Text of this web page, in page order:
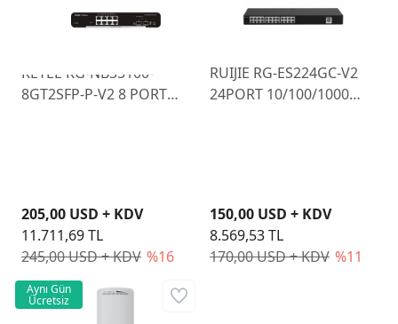
REYEE RG-NBS3100-
8GT2SFP-P-V2 8 PORT
245,00 USD + KDV %16
205,00 USD + KDV
11.711,69 TL
RUIJIE RG-ES224GC-V2
24PORT 10/100/1000
170,00 USD + KDV %11
150,00 USD + KDV
8.569,53 TL
Aynı Gün
Ücretsiz